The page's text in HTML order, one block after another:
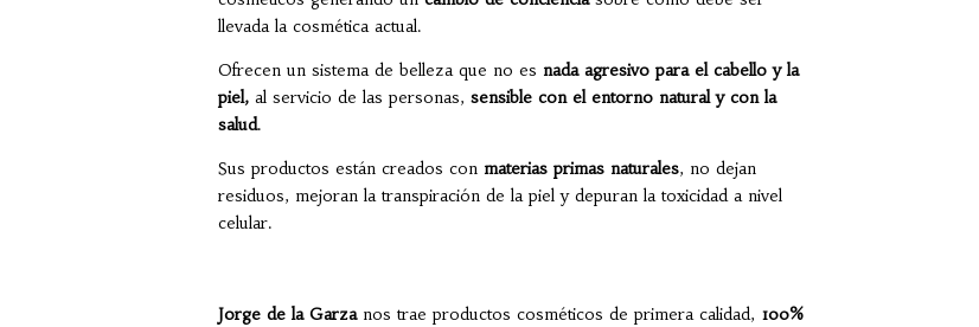
llevada la cosmética actual.
Ofrecen un sistema de belleza que no es nada agresivo para el cabello y la
piel,al servicio de las personas, sensible con el entorno natural y con la
salud.
Sus productos están creados con materias primas naturales, no dejan
residuos, mejoran la transpiración de la piel y depuran la toxicidad a nivel
celular.
Jorge de la Garzanos trae productos cosméticos de primera calidad, 100%